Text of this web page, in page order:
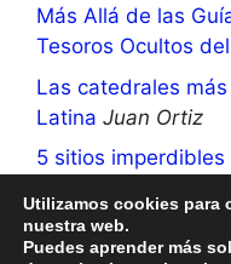
Más Allá de las
Tesoros Ocultos
Las catedrales
Latina Juan Ortiz
5 sitios
Utilizamos cookies para
nuestra web.
Puedes aprender más